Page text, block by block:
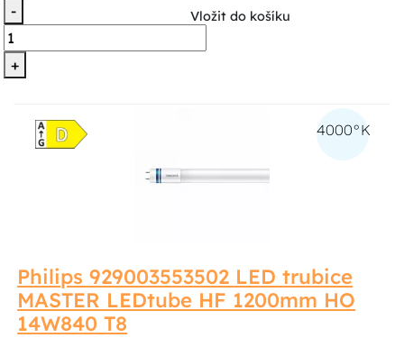
-
+
Vložit do košíku
4000°K
Philips 929003553502 LED trubice
MASTER LEDtube HF 1200mm HO
14W840 T8